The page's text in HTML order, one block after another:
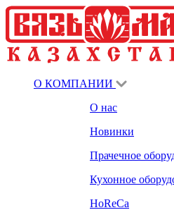
О КОМПАНИИ
О нас
Новинки
Прачечное
Кухонное
HoReCa